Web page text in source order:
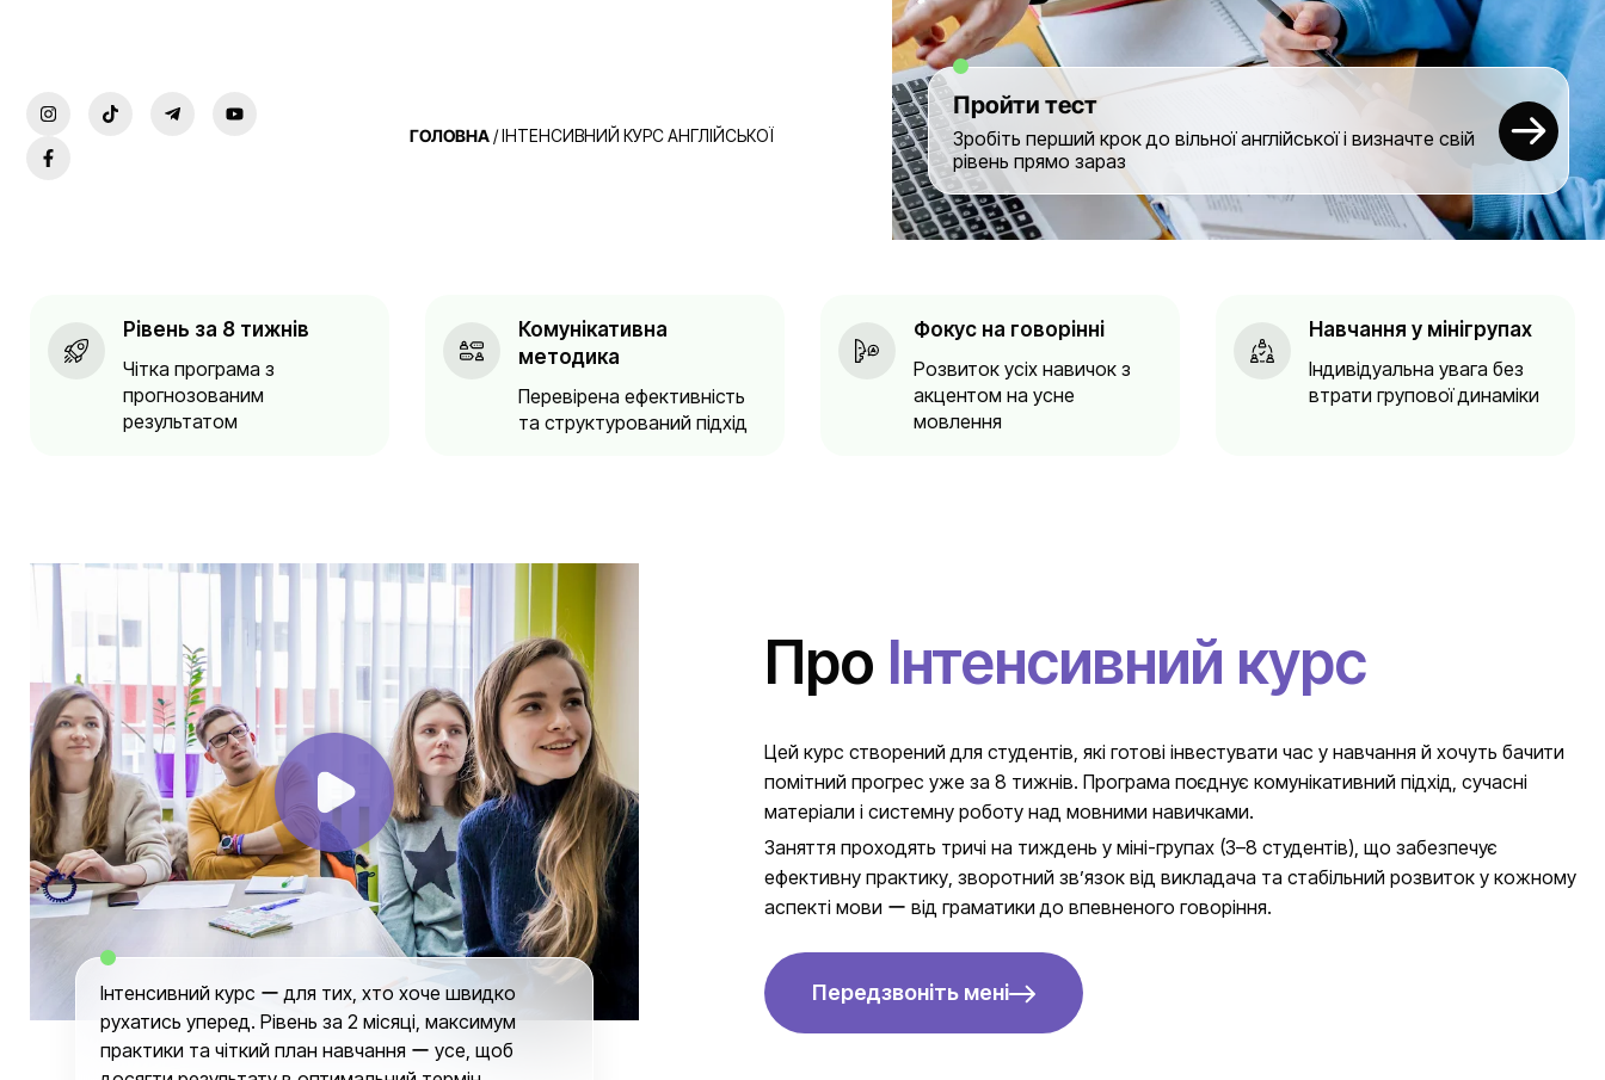
ГОЛОВНА/ІНТЕНСИВНИЙ КУРС АНГЛІЙСЬКОЇ
Пройти тест
Зробіть перший крок до вільної англійської і визначте свій
рівень прямо зараз
Рівень за 8 тижнів
Чітка програма з
прогнозованим
результатом
Комунікативна
методика
Перевірена ефективність
та структурований підхід
Фокус на говорінні
Розвиток усіх навичок з
акцентом на усне
мовлення
Навчання у мінігрупах
Індивідуальна увага без
втрати групової динаміки
Інтенсивний курс ー для тих, хто хоче швидко
рухатись уперед. Рівень за 2 місяці, максимум
практики та чіткий план навчання ー усе, щоб
Про Інтенсивний курс
Цей курс створений для студентів, які готові інвестувати час у навчання й хочуть бачити
помітний прогрес уже за 8 тижнів. Програма поєднує комунікативний підхід, сучасні
матеріали і системну роботу над мовними навичками.
Заняття проходять тричі на тиждень у міні-групах (3–8 студентів), що забезпечує
ефективну практику, зворотний зв’язок від викладача та стабільний розвиток у кожному
аспекті мови ー від граматики до впевненого говоріння.
Передзвоніть мені